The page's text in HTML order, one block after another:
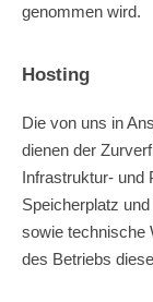
genommen wird.
Hosting
Die von uns in
dienen der
Infrastruktur- und
Speicherplatz
sowie technische
des Betriebs